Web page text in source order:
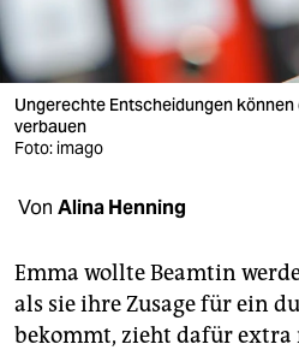
veranstaltungen
shop
fragen & hilfe
genossenschaft
epaper login
Ungerechte Entscheidungen
verbauen
Foto: imago
Von Alina Henning
Emma wollte Beamtin
als sie ihre Zusage für ein
bekommt, zieht dafür extra